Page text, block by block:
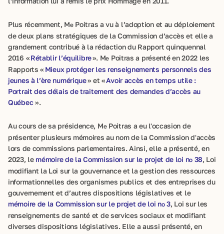
Plus récemment, MePoitras a vu à l’adoption et au déploiement
de deux plans stratégiques de la Commission d’accès et elle a
grandement contribué à la rédaction du Rapport quinquennal
2016 «Rétablir l’équilibre». Me Poitras a présenté en 2022 les
Rapports « Mieux protéger les renseignements personnels des
jeunes à l’ère numérique» et «Avoir accès en temps utile :
Portrait des délais de traitement des demandes d’accès au
Québec».
Au cours de sa présidence, MePoitras a eu l'occasion de
présenter plusieurs mémoires au nom de la Commission d'accès
lors de commissions parlementaires. Ainsi, elle a présenté, en
2023, le mémoire de la Commission sur le projet de loi no38, Loi
modifiant la Loi sur la gouvernance et la gestion des ressources
informationnelles des organismes publics et des entreprises du
gouvernement et d’autres dispositions législatives et le
mémoire de la Commission sur le projet de loi no3, Loi sur les
renseignements de santé et de services sociaux et modifiant
diverses dispositions législatives. Elle a aussi présenté, en